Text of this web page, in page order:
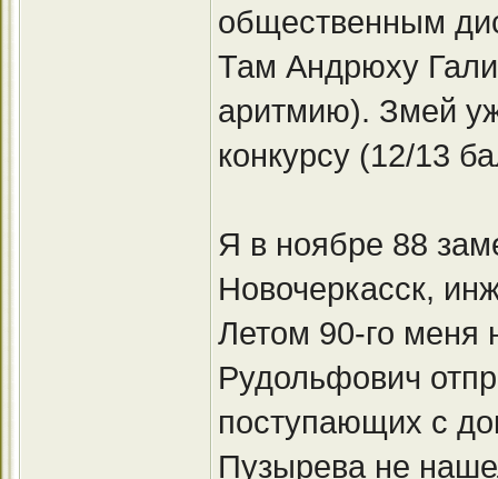
общественным
Там Андрюху
аритмию). Змей
конкурсу (12/13
Я в ноябре 88
Новочеркасск,
Летом 90-го меня
Рудольфович
поступающих с
Пузырева не